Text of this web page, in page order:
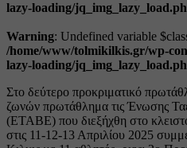
lazy-loading/
Warning: Undefined variable
/home/www/tolmikilkis.gr/wp-
lazy-loading/
Στο δεύτερο προκριματικό
ζωνών πρωτάθλημα τις Ένωσης
(ΕΤΑΒΕ) που διεξήχθη στο
στις 11-12-13 Απριλίου 2025